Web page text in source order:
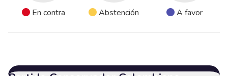
En contra Abstención A favor